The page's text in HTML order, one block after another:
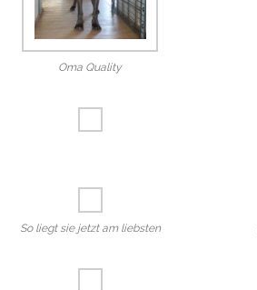
Oma Quality
So liegt sie jetzt am liebsten